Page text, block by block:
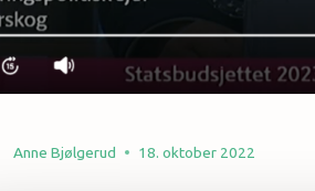
Anne Bjølgerud 18. oktober 2022